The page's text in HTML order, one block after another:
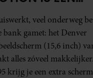
VOOR
ÉN
veel onderweg
bank gamet: het Denver
(15,6 inch)
alles zóveel
krijg je een extra